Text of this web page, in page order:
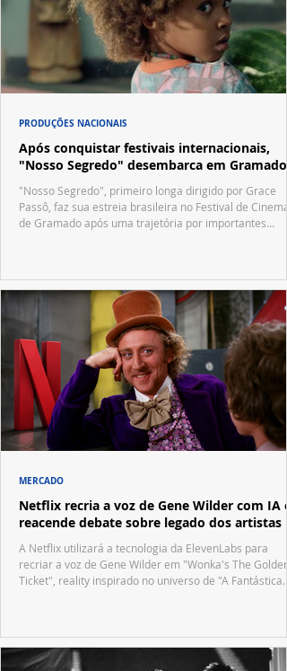
Após conquistar festivais internacionais,
"Nosso Segredo" desembarca em Gramado
"Nosso Segredo", primeiro longa dirigido por Grace
Passô, faz sua estreia brasileira no Festival de Cinema
de Gramado após uma trajetória por importantes
PRODUÇÕES NACIONAIS
Netflix recria a voz de Gene Wilder com IA e
reacende debate sobre legado dos artistas
A Netflix utilizará a tecnologia da ElevenLabs para
recriar a voz de Gene Wilder em "Wonka's The Golden
Ticket", reality inspirado no universo de "A Fantástica
MERCADO